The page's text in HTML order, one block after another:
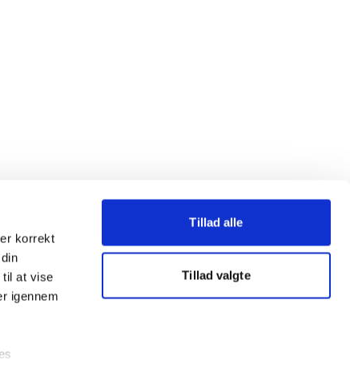
korrekt
til at vise
igennem
Tillad alle
Tillad valgte